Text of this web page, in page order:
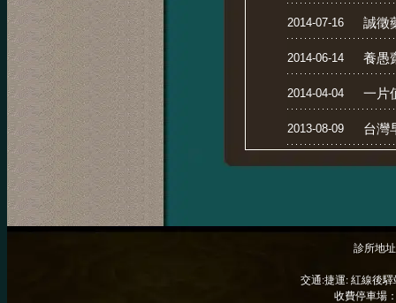
2014-07-16 誠徵
2014-06-14 養愚
2014-04-04 一片
2013-08-09 台灣
診所地
交通:捷運: 紅線後
收費停車場